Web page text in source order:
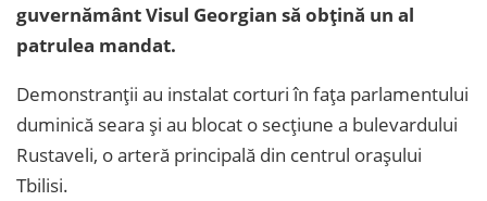
guvernământ Visul Georgian să obțină un al
patrulea mandat.
Demonstranții au instalat corturi în fața parlamentului
duminică seara și au blocat o secțiune a bulevardului
Rustaveli, o arteră principală din centrul orașului
Tbilisi.